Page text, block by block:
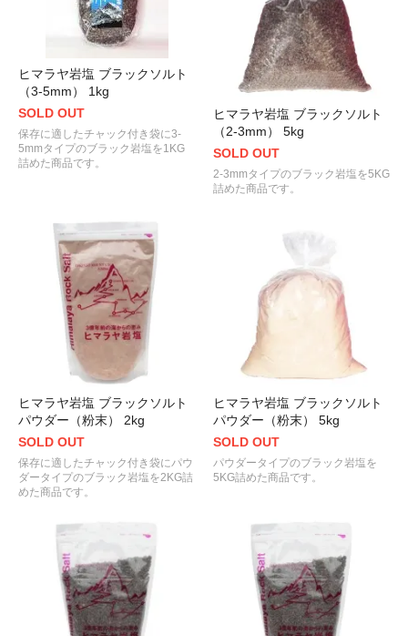
ヒマラヤ岩塩 ブラックソルト
（3-5mm） 1kg
SOLD OUT
保存に適したチャック付き袋に3-
5mmタイプのブラック岩塩を1KG
詰めた商品です。
ヒマラヤ岩塩 ブラックソルト
（2-3mm） 5kg
SOLD OUT
2-3mmタイプのブラック岩塩を5KG
詰めた商品です。
ヒマラヤ岩塩 ブラックソルト
パウダー（粉末） 2kg
SOLD OUT
保存に適したチャック付き袋にパウ
ダータイプのブラック岩塩を2KG詰
めた商品です。
ヒマラヤ岩塩 ブラックソルト
パウダー（粉末） 5kg
SOLD OUT
パウダータイプのブラック岩塩を
5KG詰めた商品です。